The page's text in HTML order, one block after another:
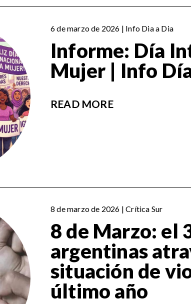
6 de marzo de 2026 | Info Dia a Dia
Informe: Día
Mujer | Info
READ MORE
8 de marzo de 2026 | Crítica Sur
8 de Marzo: el
argentinas
situación de
último año